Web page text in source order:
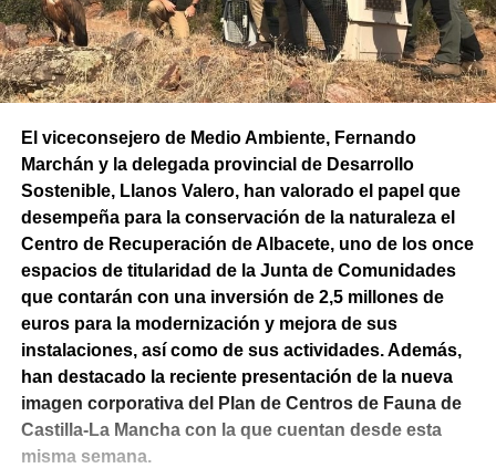
El viceconsejero de Medio Ambiente, Fernando
Marchán y la delegada provincial de Desarrollo
Sostenible, Llanos Valero, han valorado el papel que
desempeña para la conservación de la naturaleza el
Centro de Recuperación de Albacete, uno de los once
espacios de titularidad de la Junta de Comunidades
que contarán con una inversión de 2,5 millones de
euros para la modernización y mejora de sus
instalaciones, así como de sus actividades. Además,
han destacado la reciente presentación de la nueva
imagen corporativa del Plan de Centros de Fauna de
Castilla-La Mancha con la que cuentan desde esta
misma semana.